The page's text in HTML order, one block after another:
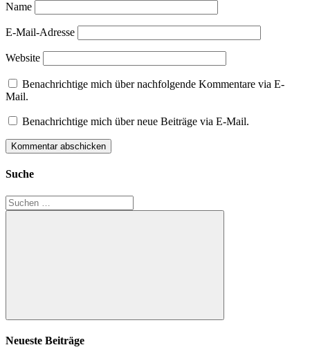
Name
E-Mail-Adresse
Website
Benachrichtige mich über nachfolgende Kommentare via E-
Mail.
Benachrichtige mich über neue Beiträge via E-Mail.
Suche
Suchen
nach:
Suchen
Neueste Beiträge